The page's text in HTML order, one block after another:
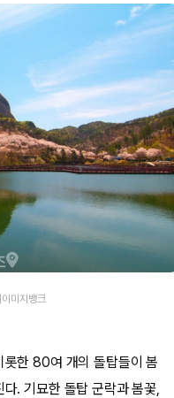
미지뱅크
롯한 80여 개의 돌탑들이 봄
. 기묘한 돌탑 군락과 봄꽃,